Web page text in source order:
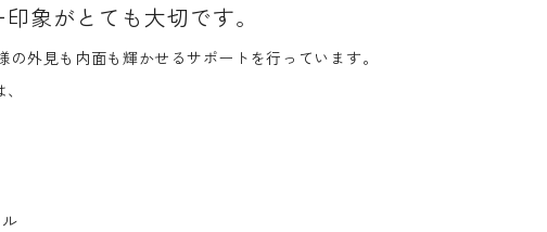
象がとても大切です。
の外見も内面も輝かせるサポート を行っています。